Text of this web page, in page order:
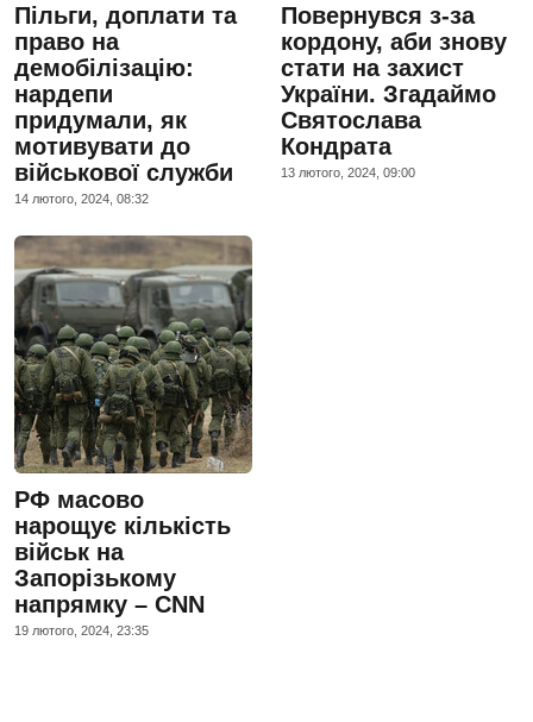
Пільги, доплати та
право на
демобілізацію:
нардепи
придумали, як
мотивувати до
військової служби
14 лютого, 2024, 08:32
Повернувся з-за
кордону, аби знову
стати на захист
України. Згадаймо
Святослава
Кондрата
13 лютого, 2024, 09:00
РФ масово
нарощує кількість
військ на
Запорізькому
напрямку – CNN
19 лютого, 2024, 23:35